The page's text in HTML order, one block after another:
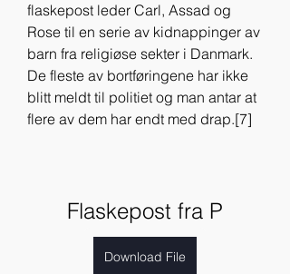
flaskepost leder Carl, Assad og
Rose til en serie av kidnappinger av
barn fra religiøse sekter i Danmark.
De fleste av bortføringene har ikke
blitt meldt til politiet og man antar at
flere av dem har endt med drap.[7]
Flaskepost fra P
Download File